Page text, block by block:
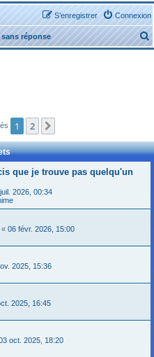
Connexion
S’enregistrer
réponse
e
h
1 2
que je trouve pas quelqu'un
2026, 00:34
« 06 févr. 2026, 15:00
2025, 15:36
2025, 16:45
oct. 2025, 18:20